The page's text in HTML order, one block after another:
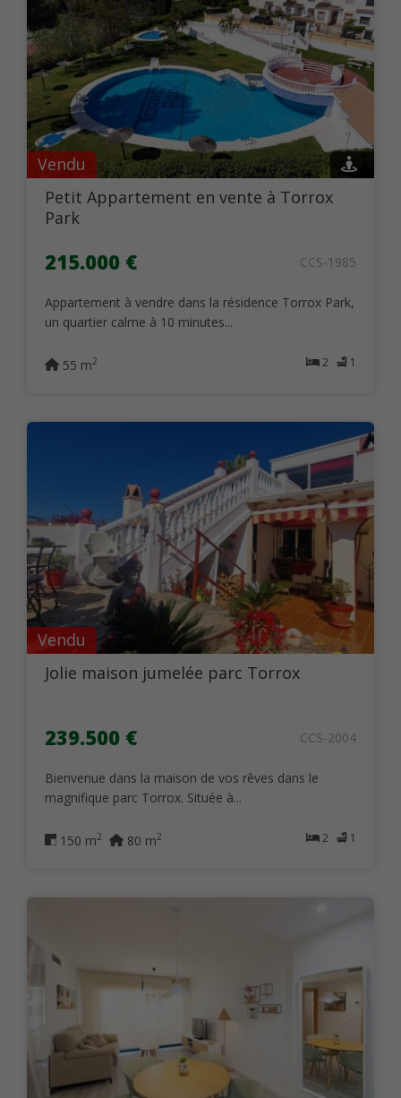
Vendu
Petit Appartement en vente à Torrox
Park
215.000 € CCS-1985
Appartement à vendre dans la résidence Torrox Park,
un quartier calme à 10 minutes...
2 1
55 m2
Vendu
Jolie maison jumelée parc Torrox
239.500 € CCS-2004
Bienvenue dans la maison de vos rêves dans le
magnifique parc Torrox. Située à...
2 1
150 m2 80 m2